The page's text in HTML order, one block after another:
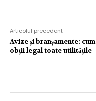
Articolul precedent
Avize și branșamente: cum
obții legal toate utilitățile